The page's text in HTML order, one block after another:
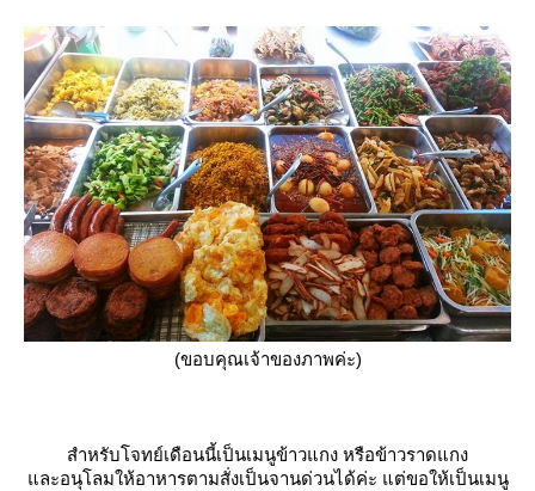
(ขอบคุณเจ้าของภาพค่ะ)
สำหรับโจทย์เดือนนี้เป็นเมนูข้าวแกง หรือข้าวราดแกง
ละอนุโลมให้อาหารตามสั่งเป็นจานด่วนได้ค่ะ แต่ขอให้เป็นเมนู